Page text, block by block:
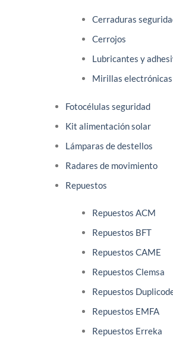
Cerraduras
Cerrojos
Lubricantes y
Mirillas
Fotocélulas seguridad
Kit alimentación solar
Lámparas de destellos
Radares de movimiento
Repuestos
Repuestos ACM
Repuestos BFT
Repuestos CAME
Repuestos Clemsa
Repuestos
Repuestos EMFA
Repuestos Erreka